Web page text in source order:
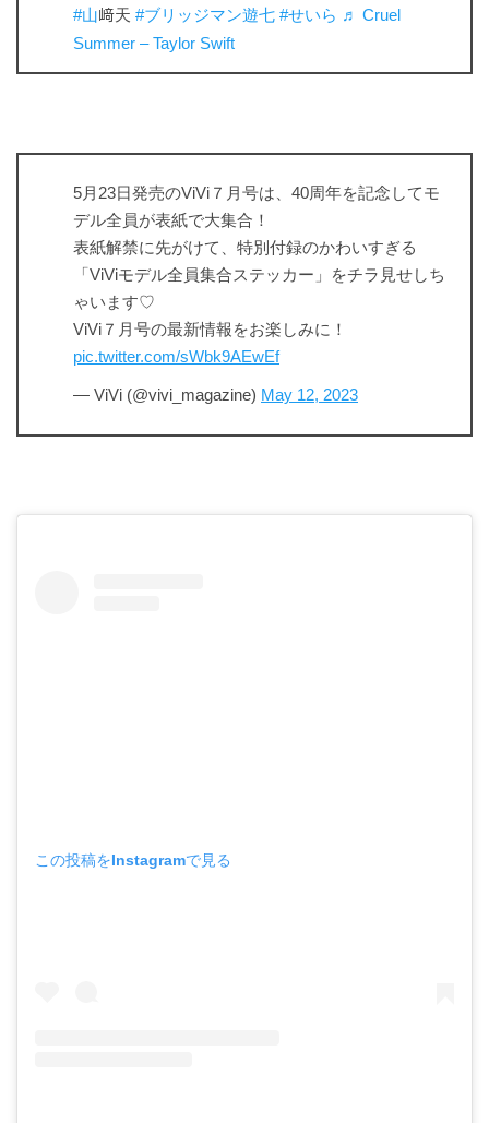
#山﨑天 #ブリッジマン遊七 #せいら ♬ Cruel
Summer – Taylor Swift
5月23日発売のViVi７月号は、40周年を記念してモ
デル全員が表紙で大集合！
表紙解禁に先がけて、特別付録のかわいすぎる
「ViViモデル全員集合ステッカー」をチラ見せしち
ゃいます♡
ViVi７月号の最新情報をお楽しみに！
pic.twitter.com/sWbk9AEwEf
— ViVi (@vivi_magazine) May 12, 2023
この投稿をInstagramで見る